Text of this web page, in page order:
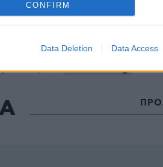
CONFIRM
Data Deletion Data Access
protothema.gr στο Google News
Ειδήσεις
από την
στοProtothema.gr